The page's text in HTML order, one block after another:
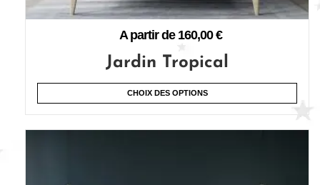
A partir de 160,00€
Jardin Tropical
CHOIX DES OPTIONS